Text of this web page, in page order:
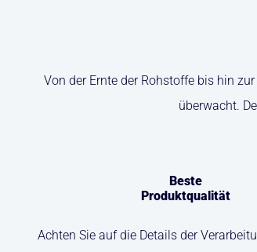
Von der Ernte der Rohstoffe bis hin
überwacht.
Beste
Produktqualität
Achten Sie auf die Details der